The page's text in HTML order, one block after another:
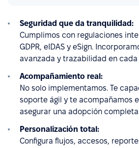
Seguridad que da tranquilidad:
Cumplimos con regulaciones
GDPR, eIDAS y eSign.
avanzada y trazabilidad en
Acompañamiento real:
No solo implementamos. Te
soporte ágil y te acompañamos
asegurar una adopción
Personalización total:
Configura flujos, accesos,